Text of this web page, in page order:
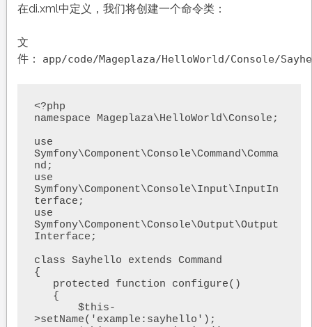
在di.xml中定义，我们将创建一个命令类：
文
件： app/code/Mageplaza/HelloWorld/Console/
<?php
namespace Mageplaza\HelloWorld\Console;
use
Symfony\Component\Console\Command\Comma
nd;
use
Symfony\Component\Console\Input\InputIn
terface;
use
Symfony\Component\Console\Output\Output
Interface;
class Sayhello extends Command
{
>setName('example:sayhello');